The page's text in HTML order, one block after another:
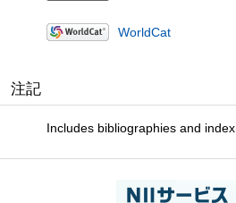
WorldCat
注記
Includes bibliographies and index